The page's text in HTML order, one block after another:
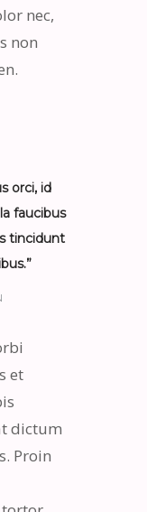
nec,
non
orci, id
faucibus
tincidunt
et
dictum
Proin